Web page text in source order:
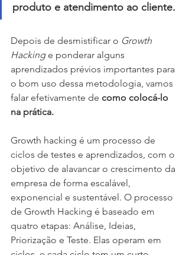
produto e atendimento ao cliente.
Depois de desmistificar o Growth
Hacking e ponderar alguns
aprendizados prévios importantes para
o bom uso dessa metodologia, vamos
falar efetivamente de como colocá-lo
na prática.
Growth hacking é um processo de
ciclos de testes e aprendizados, com o
objetivo de alavancar o crescimento da
empresa de forma escalável,
exponencial e sustentável. O processo
de Growth Hacking é baseado em
quatro etapas: Análise, Ideias,
Priorização e Teste. Elas operam em